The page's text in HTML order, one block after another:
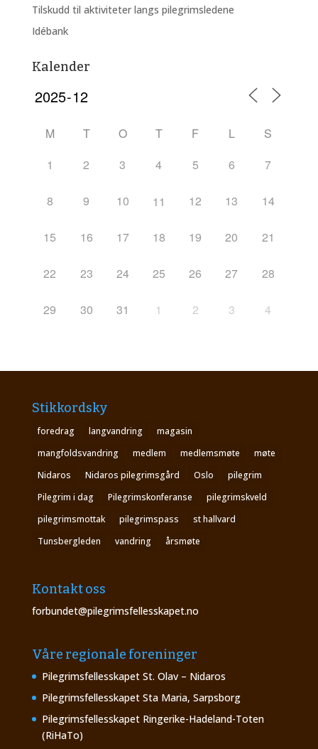
Tilskudd til aktiviteter langs pilegrimsledene
Idébank
Kalender
M T O T F L
S
1
2 3 4 5 6 7
8 9 10 11 12 13 14
15 16 17 18 19 20 21
22 23 24 25 26 27 28
29 30 31 1 2 3 4
Stikkordsky
foredrag langvandring
magasin
mangfoldsvandring
medlem medlemsmøte
møte
Nidaros
Nidaros pilegrimsgård Oslo
pilegrim
Pilegrim i dag
Pilegrimskonferanse
pilegrimskveld
pilegrimsmottak
pilegrimspass
st hallvard
Tunsbergleden
vandring årsmøte
Kontakt oss
forbundet@pilegrimsfellesskapet.no
Våre regionale foreninger
Pilegrimsfellesskapet St. Olav – Nidaros
Pilegrimsfellesskapet Sta Maria, Sarpsborg
Pilegrimsfellesskapet Ringerike-Hadeland-Toten
(RiHaTo)